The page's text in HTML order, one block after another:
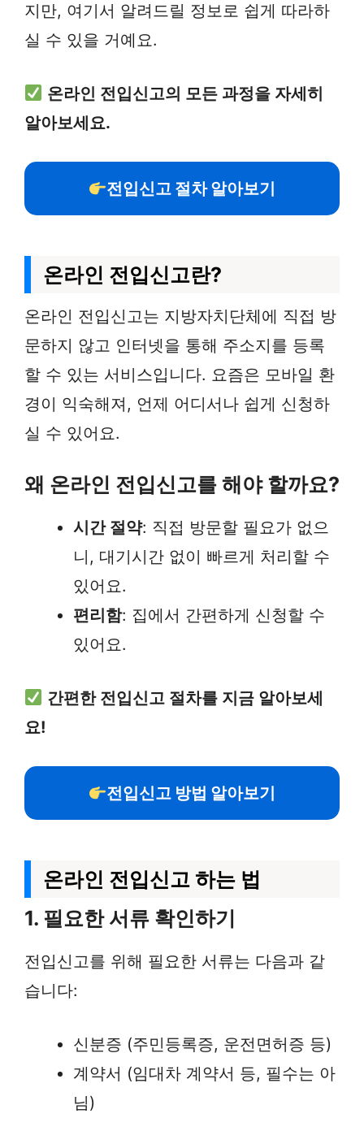
지만, 여기서 알려드릴 정보로 쉽게 따라하
실 수 있을 거예요.
온라인 전입신고의 모든 과정을 자세히
알아보세요.
전입신고 절차 알아보기
온라인 전입신고란?
온라인 전입신고는 지방자치단체에 직접 방
문하지 않고 인터넷을 통해 주소지를 등록
할 수 있는 서비스입니다. 요즘은 모바일 환
경이 익숙해져, 언제 어디서나 쉽게 신청하
실 수 있어요.
왜 온라인 전입신고를 해야 할까요?
시간 절약: 직접 방문할 필요가 없으
니, 대기시간 없이 빠르게 처리할 수
있어요.
편리함: 집에서 간편하게 신청할 수
있어요.
간편한 전입신고 절차를 지금 알아보세
요!
전입신고 방법 알아보기
온라인 전입신고 하는 법
1. 필요한 서류 확인하기
전입신고를 위해 필요한 서류는 다음과 같
습니다:
신분증 (주민등록증, 운전면허증 등)
계약서 (임대차 계약서 등, 필수는 아
님)